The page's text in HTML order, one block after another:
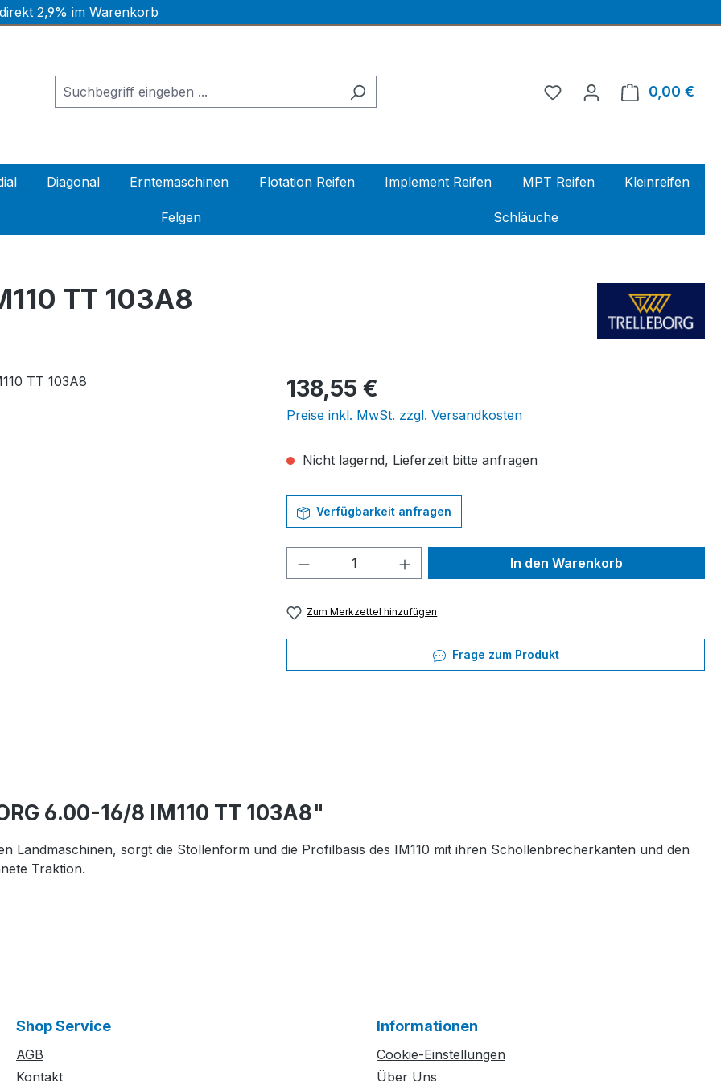
2,9% im Warenkorb
0,00 €
Diagonal Erntemaschinen Flotation Reifen Implement Reifen MPT Reifen Kleinreifen
Felgen Schläuche
TT 103A8
Regulärer Preis:
138,55 €
Preise inkl. MwSt. zzgl. Versandkosten
Nicht lagernd, Lieferzeit bitte anfragen
Verfügbarkeit anfragen
Produkt Anzahl: Gib den gewünschten Wert
In den Warenkorb
Zum Merkzettel hinzufügen
Frage zum Produkt
6.00-16/8 IM110 TT 103A8"
Landmaschinen, sorgt die Stollenform und die Profilbasis des IM110 mit ihren Schollenbrecherkanten und den
Traktion.
Shop Service
AGB
Kontakt
Informationen
Cookie-Einstellungen
Über Uns